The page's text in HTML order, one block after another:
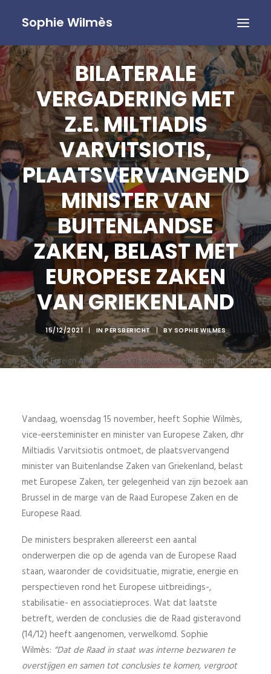
Sophie Wilmès
BILATERALE
VERGADERING MET
Z.E. MILTIADIS
VARVITSIOTIS,
PLAATSVERVANGEND
MINISTER VAN
BUITENLANDSE
ZAKEN, BELAST MET
EUROPESE ZAKEN
VAN GRIEKENLAND
15/12/2021 | IN PERSBERICHT | BY SOPHIE WILMES
Vandaag, woensdag 15 november, heeft Sophie Wilmès,
vice-eersteminister en minister van Europese Zaken, dhr
Miltiadis Varvitsiotis ontmoet, de plaatsvervangend
minister van Buitenlandse Zaken van Griekenland, belast
met Europese Zaken, ter gelegenheid van zijn bezoek aan
Brussel in de marge van de Raad Europese Zaken en de
Europese Raad.
De ministers bespraken allereerst een aantal
onderwerpen die op de agenda van de Europese Raad
staan, waaronder de covidsituatie, migratie, energie en
perspectieven rond het Europese uitbreidings-,
stabilisatie- en associatieproces. Wat dat laatste
betreft, werden de conclusies die de Raad gisteravond
(14/12) heeft aangenomen, verwelkomd. Sophie
Wilmès: “Dat de Raad in staat was interne bezwaren te
overstijgen en samen tot conclusies te komen, vergroot